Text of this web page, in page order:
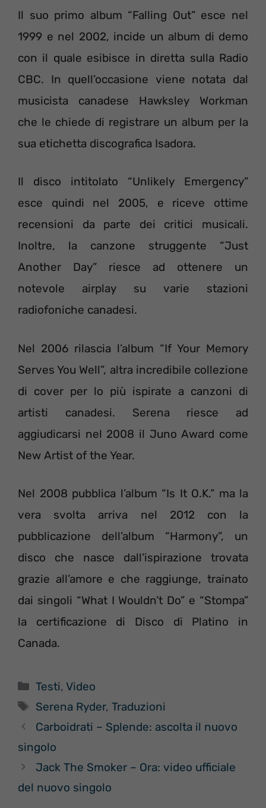
Il suo primo album “Falling Out” esce nel
1999 e nel 2002, incide un album di demo
con il quale esibisce in diretta sulla Radio
CBC. In quell’occasione viene notata dal
musicista canadese Hawksley Workman
che le chiede di registrare un album per la
sua etichetta discografica Isadora.
Il disco intitolato “Unlikely Emergency”
esce quindi nel 2005, e riceve ottime
recensioni da parte dei critici musicali.
Inoltre, la canzone struggente “Just
Another Day” riesce ad ottenere un
notevole airplay su varie stazioni
radiofoniche canadesi.
Nel 2006 rilascia l’album “If Your Memory
Serves You Well”, altra incredibile collezione
di cover per lo più ispirate a canzoni di
artisti canadesi. Serena riesce ad
aggiudicarsi nel 2008 il Juno Award come
New Artist of the Year.
Nel 2008 pubblica l’album “Is It O.K.” ma la
vera svolta arriva nel 2012 con la
pubblicazione dell’album “Harmony”, un
disco che nasce dall’ispirazione trovata
grazie all’amore e che raggiunge, trainato
dai singoli “What I Wouldn’t Do” e “Stompa”
la certificazione di Disco di Platino in
Canada.
Categorie
Testi,Video
Tag
Serena Ryder,Traduzioni
Carboidrati – Splende: ascolta il nuovo
singolo
Jack The Smoker – Ora: video ufficiale
del nuovo singolo